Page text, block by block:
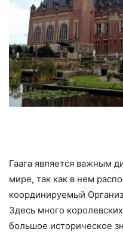
Гаага является важным
мире, так как в нем
координируемый
Здесь много
большое историческое